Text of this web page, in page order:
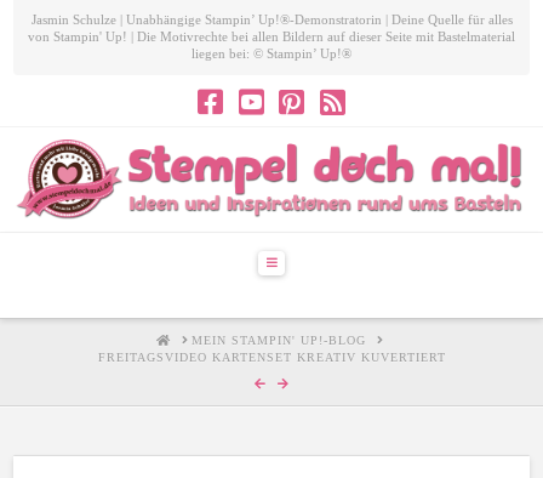
Jasmin Schulze | Unabhängige Stampin’ Up!®-Demonstratorin | Deine Quelle für alles
von Stampin' Up! | Die Motivrechte bei allen Bildern auf dieser Seite mit Bastelmaterial
liegen bei: © Stampin’ Up!®
Navigation
HOMEMEIN STAMPIN' UP!-BLOG
FREITAGSVIDEO KARTENSET KREATIV KUVERTIERT